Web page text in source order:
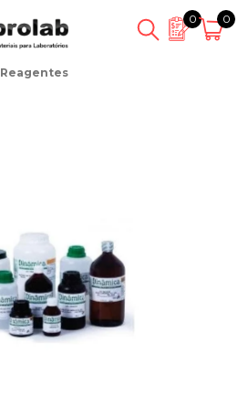
0 0
Reagentes